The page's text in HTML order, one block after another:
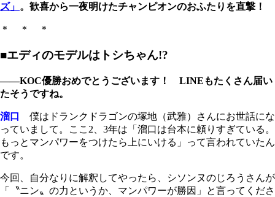
ズ」 。歓喜から一夜明けたチャンピオンのおふたりを直撃！
＊ ＊ ＊
■エディのモデルはトシちゃん!?
――KOC優勝おめでとうございます！ LINEもたくさん届い
たそうですね。
溜口
僕はドランクドラゴンの塚地（武雅）さんにお世話にな
っていまして。ここ2、3年は「溜口は台本に頼りすぎている。
もっとマンパワーをつけたら上にいける」って言われていたん
です。
今回、自分なりに解釈してやったら、シソンヌのじろうさんが
「〝ニン〟の力というか、マンパワーが勝因」と言ってくださ